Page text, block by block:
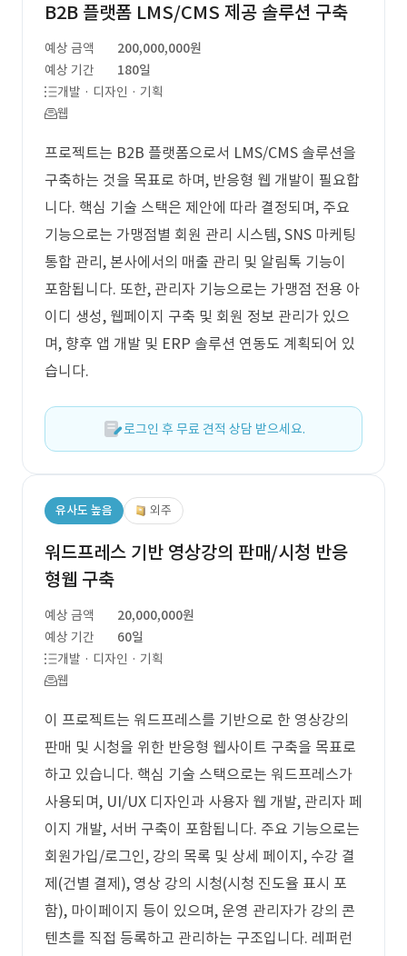
B2B 플랫폼 LMS/CMS 제공 솔루션 구축
예상 금액
200,000,000원
예상 기간
180일
개발 · 디자인 · 기획
웹
프로젝트는 B2B 플랫폼으로서 LMS/CMS 솔루션을
구축하는 것을 목표로 하며, 반응형 웹 개발이 필요합
니다. 핵심 기술 스택은 제안에 따라 결정되며, 주요
기능으로는 가맹점별 회원 관리 시스템, SNS 마케팅
통합 관리, 본사에서의 매출 관리 및 알림톡 기능이
포함됩니다. 또한, 관리자 기능으로는 가맹점 전용 아
이디 생성, 웹페이지 구축 및 회원 정보 관리가 있으
며, 향후 앱 개발 및 ERP 솔루션 연동도 계획되어 있
습니다.
로그인 후 무료 견적 상담 받으세요.
유사도 높음 외주
워드프레스 기반 영상강의 판매/시청 반응
형웹 구축
예상 금액
20,000,000원
예상 기간
60일
개발 · 디자인 · 기획
웹
이 프로젝트는 워드프레스를 기반으로 한 영상강의
판매 및 시청을 위한 반응형 웹사이트 구축을 목표로
하고 있습니다. 핵심 기술 스택으로는 워드프레스가
사용되며, UI/UX 디자인과 사용자 웹 개발, 관리자 페
이지 개발, 서버 구축이 포함됩니다. 주요 기능으로는
회원가입/로그인, 강의 목록 및 상세 페이지, 수강 결
제(건별 결제), 영상 강의 시청(시청 진도율 표시 포
함), 마이페이지 등이 있으며, 운영 관리자가 강의 콘
텐츠를 직접 등록하고 관리하는 구조입니다. 레퍼런